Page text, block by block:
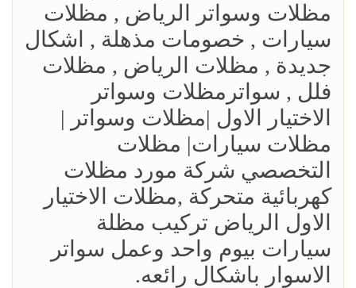
مظلات وسواتر الرياض , مظلات
سيارات , خصومات مذهلة , اشكال
جديدة , مظلات الرياض , مظلات
فلل , سواترمظلات وسواتر
الاختيار الاول |مظلات وسواتر |
مظلات سيارات| مظلات
التخصصي شركة مورد مظلات
كهربائية متحركة ,مظلات الاختيار
الاول الرياض تركيب مظلة
سيارات بيوم واحد وعمل سواتر
الاسوار باشكال رائعه.